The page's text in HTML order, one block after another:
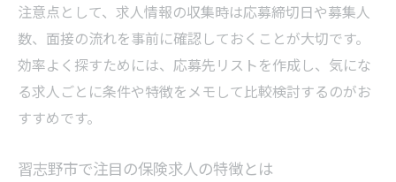
保険求人営業が習志野市で増加する背景
営業職で保険求人が注目される理由を解説
習志野市の保険営業求人が人気の秘密
由
注意点として、求人情報の収集時は応募締切日や募集人
数、面接の流れを事前に確認しておくことが大切です。
効率よく探すためには、応募先リストを作成し、気にな
る求人ごとに条件や特徴をメモして比較検討するのがお
すすめです。
習志野市で注目の保険求人の特徴とは